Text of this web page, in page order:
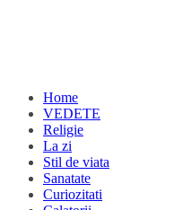
Home
VEDETE
Religie
La zi
Stil de viata
Sanatate
Curiozitati